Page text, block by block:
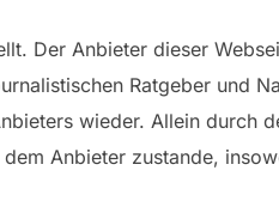
Der Anbieter dieser
Ratgeber und
wieder. Allein durch
Anbieter zustande,